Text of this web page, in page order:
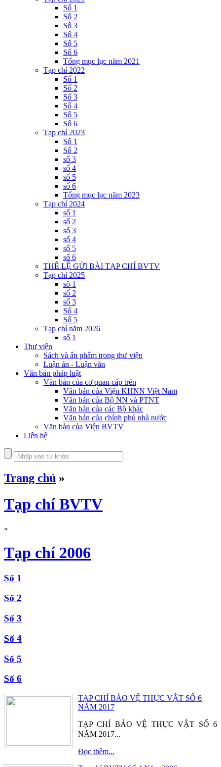
Số 1
Số 2
Số 3
Số 4
Số 5
Số 6
Tổng mục lục năm 2021
Tạp chí 2022
Số 1
Số 2
Số 3
Số 4
Số 5
Số 6
Tạp chí 2023
Số 1
Số 2
số 3
số 4
số 5
số 6
Tổng mục lục năm 2023
Tạp chí 2024
số 1
số 2
số 3
số 4
số 5
số 6
THỂ LỆ GỬI BÀI TẠP CHÍ BVTV
Tạp chí 2025
sô 1
số 2
số 3
Số 4
Số 5
Tạp chí năm 2026
số 1
Thư viện
Sách và ấn phẩm trong thư viện
Luận án - Luận văn
Văn bản pháp luật
Văn bản của cơ quan cấp trên
Văn bản của Viện KHNN Việt Nam
Văn bản của Bộ NN và PTNT
Văn bản của các Bộ khác
Văn bản của chính phủ nhà nước
Văn bản của Viện BVTV
Liên hệ
Trang chủ »
Tạp chí BVTV
»
Tạp chí 2006
Số 1
Số 2
Số 3
Số 4
Số 5
Số 6
TẠP CHÍ BẢO VỆ THỰC VẬT SỐ 6
NĂM 2017
TẠP CHÍ BẢO VỆ THỰC VẬT SỐ 6
NĂM 2017...
Đọc thêm...